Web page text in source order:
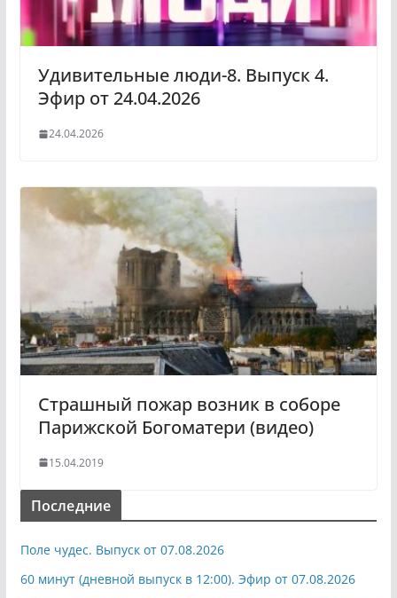
Удивительные люди-8. Выпуск 4.
Эфир от 24.04.2026
24.04.2026
Страшный пожар возник в соборе
Парижской Богоматери (видео)
15.04.2019
Последние
Поле чудес. Выпуск от 07.08.2026
60 минут (дневной выпуск в 12:00). Эфир от 07.08.2026